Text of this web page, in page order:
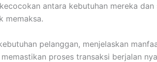
antara kebutuhan mereka
memaksa.
pelanggan, menjelaskan
proses transaksi berjalan